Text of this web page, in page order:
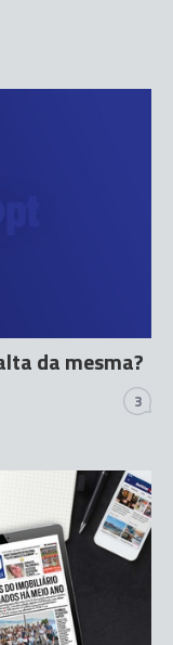
da mesma?
3